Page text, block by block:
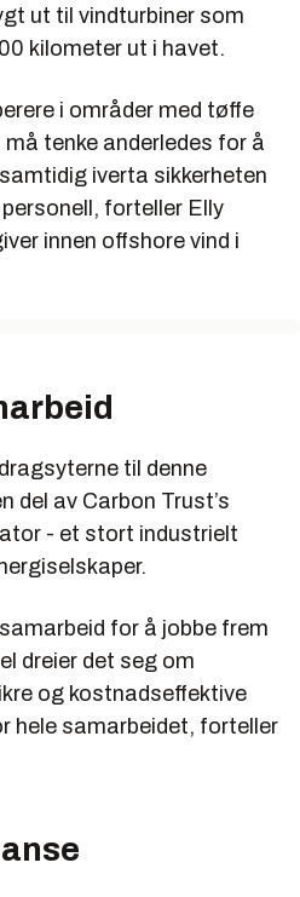
Disse er
Renewable
og Statoil. Målet med
gjøre energi fra
billigere
ut til vindturbiner som
kilometer ut i havet.
i områder med tøffe
tenke anderledes for å
iverta sikkerheten
forteller Elly
innen offshore vind i
til denne
del av Carbon Trust’s
- et stort industrielt
for å jobbe frem
dreier det seg om
og kostnadseffektive
hele samarbeidet, forteller